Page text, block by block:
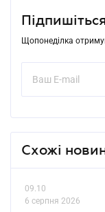
Щопонеділка
Схожі
09.10
6 серпня 2026